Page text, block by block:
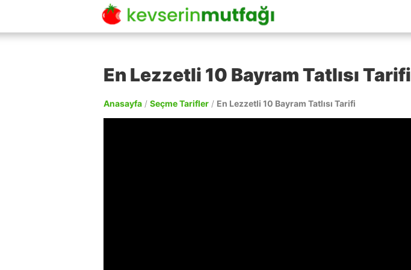
En Lezzetli 10 Bayram Tatlısı Tarifi
Anasayfa / Seçme Tarifler / En Lezzetli 10 Bayram Tatlısı Tarifi